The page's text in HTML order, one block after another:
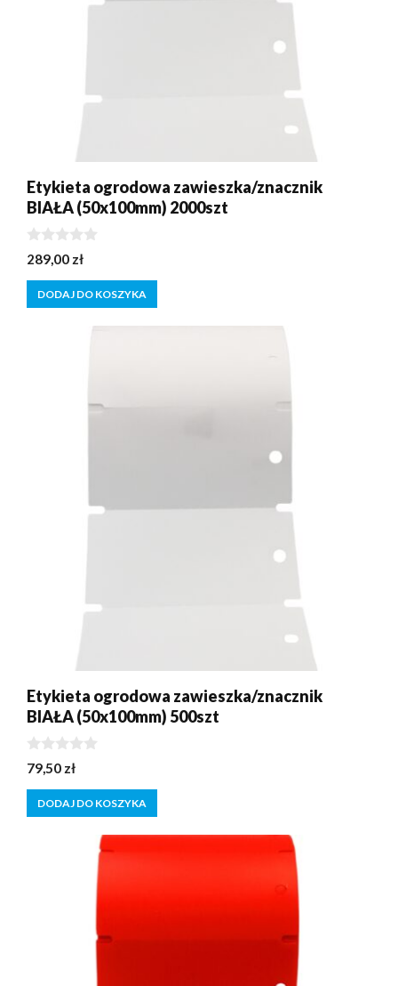
Etykieta ogrodowa zawieszka/znacznik
BIAŁA (50x100mm) 2000szt
0
z
5
289,00 zł
DODAJ DO KOSZYKA
Etykieta ogrodowa zawieszka/znacznik
BIAŁA (50x100mm) 500szt
0
z
5
79,50 zł
DODAJ DO KOSZYKA